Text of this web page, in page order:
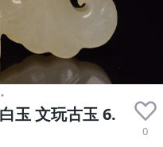
玉 文玩古玉 6.
0